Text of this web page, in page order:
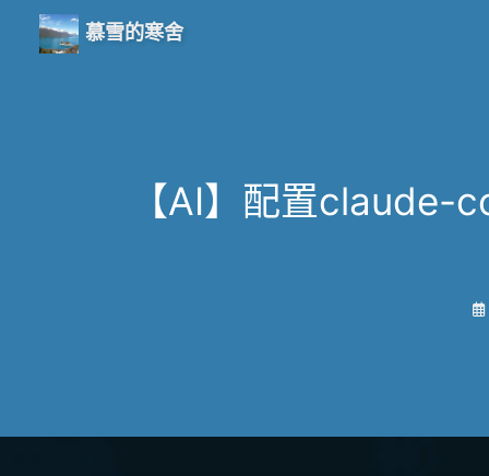
慕雪的寒舍
【AI】配置claude-